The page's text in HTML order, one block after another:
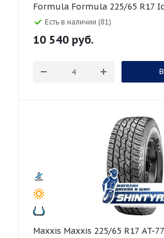
Formula Formula 225/65
Есть в наличии (81)
10 540 руб.
Maxxis Maxxis 225/65 R17